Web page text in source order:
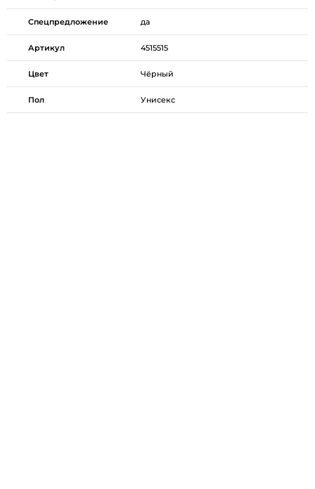
Спецпредложение да
Артикул 4515515
Цвет Чёрный
Пол Унисекс